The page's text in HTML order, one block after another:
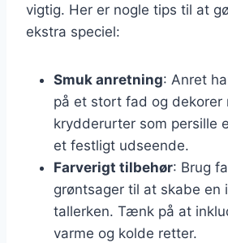
vigtig. Her er nogle tips til at
ekstra speciel:
Smuk anretning: Anret
på et stort fad og dekorer
krydderurter som persille
et festligt udseende.
Farverigt tilbehør: Brug
grøntsager til at skabe en
tallerken. Tænk på at
varme og kolde retter.